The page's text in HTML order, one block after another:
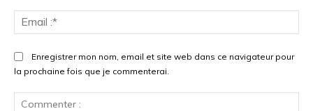
:*
Enregistrer mon nom, email et site web dans ce navigateur pour
la prochaine fois que je commenterai.